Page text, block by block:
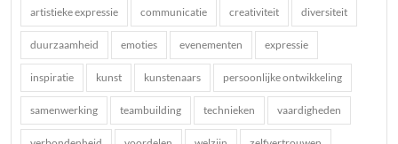
artistieke expressie communicatie creativiteit diversiteit
duurzaamheid emoties evenementen expressie
inspiratie kunst kunstenaars persoonlijke ontwikkeling
samenwerking teambuilding technieken vaardigheden